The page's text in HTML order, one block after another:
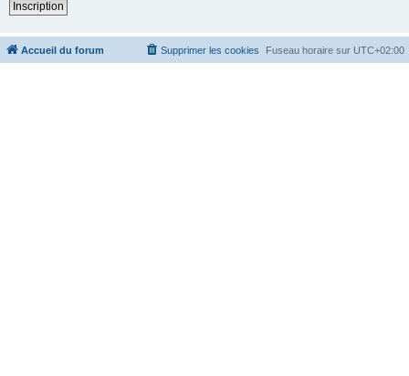
Inscription
Accueil du forum Fuseau horaire sur UTC+02:00
Supprimer les cookies